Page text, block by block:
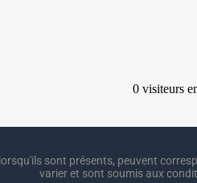
sont présents, peuvent
varier et sont soumis aux